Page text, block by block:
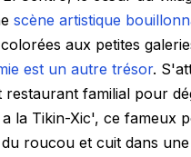
scène artistique
aux petites
est un autre trésor.
restaurant familial pour
la Tikin-Xic', ce fameux
roucou et cuit dans